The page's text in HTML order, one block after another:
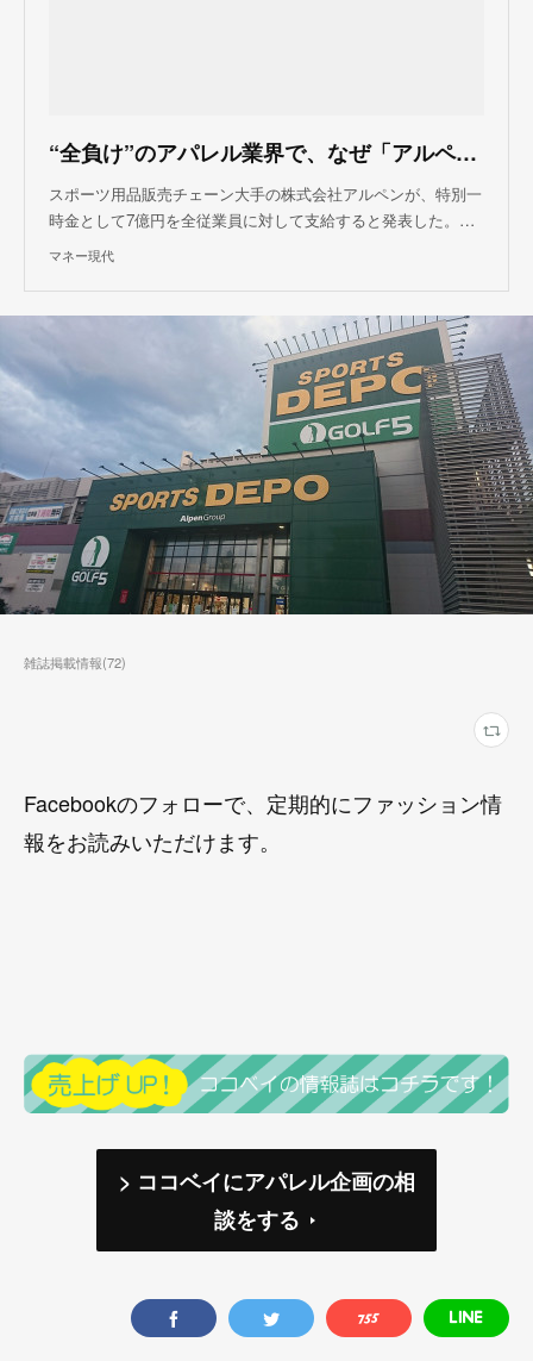
“全負け”のアパレル業界で、なぜ「アルペン」だけが一時金7億円を出せたのか？（磯部 孝） @moneygendai
スポーツ用品販売チェーン大手の株式会社アルペンが、特別一
時金として7億円を全従業員に対して支給すると発表した。…
マネー現代
雑誌掲載情報(72)
Facebookのフォローで、定期的にファッション情
報をお読みいただけます。
> ココベイにアパレル企画の相
談をする